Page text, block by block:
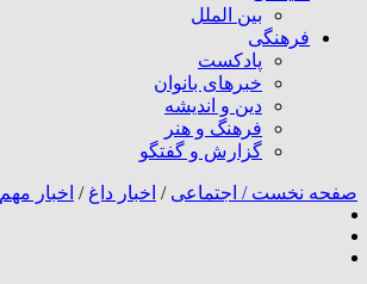
بین الملل
فرهنگی
پادکست
خبرهای بانوان
دین و اندیشه
فرهنگ و هنر
گزارش و گفتگو
صفحه نخست / اجتماعی / اخبار داغ / اخبار مهم